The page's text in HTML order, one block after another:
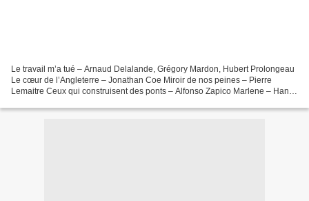
Le travail m’a tué – Arnaud Delalande, Grégory Mardon, Hubert Prolongeau
Le cœur de l’Angleterre – Jonathan Coe Miroir de nos peines – Pierre
Lemaitre Ceux qui construisent des ponts – Alfonso Zapico Marlene – Hanni